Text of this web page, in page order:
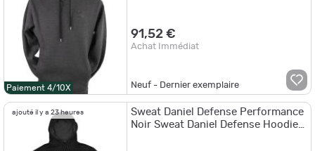
Paiement 4/10X
91,52 €
Achat Immédiat
Neuf - Dernier exemplaire
ajouté il y a 23 heures
Sweat Daniel Defense Performance
Noir Sweat Daniel Defense Hoodie